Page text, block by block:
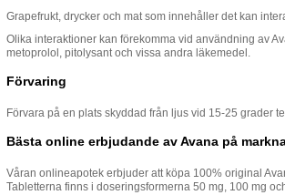
Grapefrukt, drycker och mat som innehåller det kan
Olika interaktioner kan förekomma vid användning av
metoprolol, pitolysant och vissa andra läkemedel.
Förvaring
Förvara på en plats skyddad från ljus vid 15-25 grader
Bästa online erbjudande av Avana på
Våran onlineapotek erbjuder att köpa 100% original
Tabletterna finns i doseringsformerna 50 mg, 100 mg